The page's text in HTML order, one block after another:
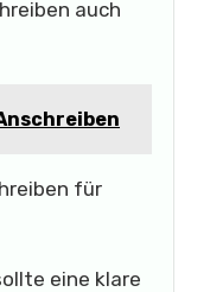
auch
für
eine klare